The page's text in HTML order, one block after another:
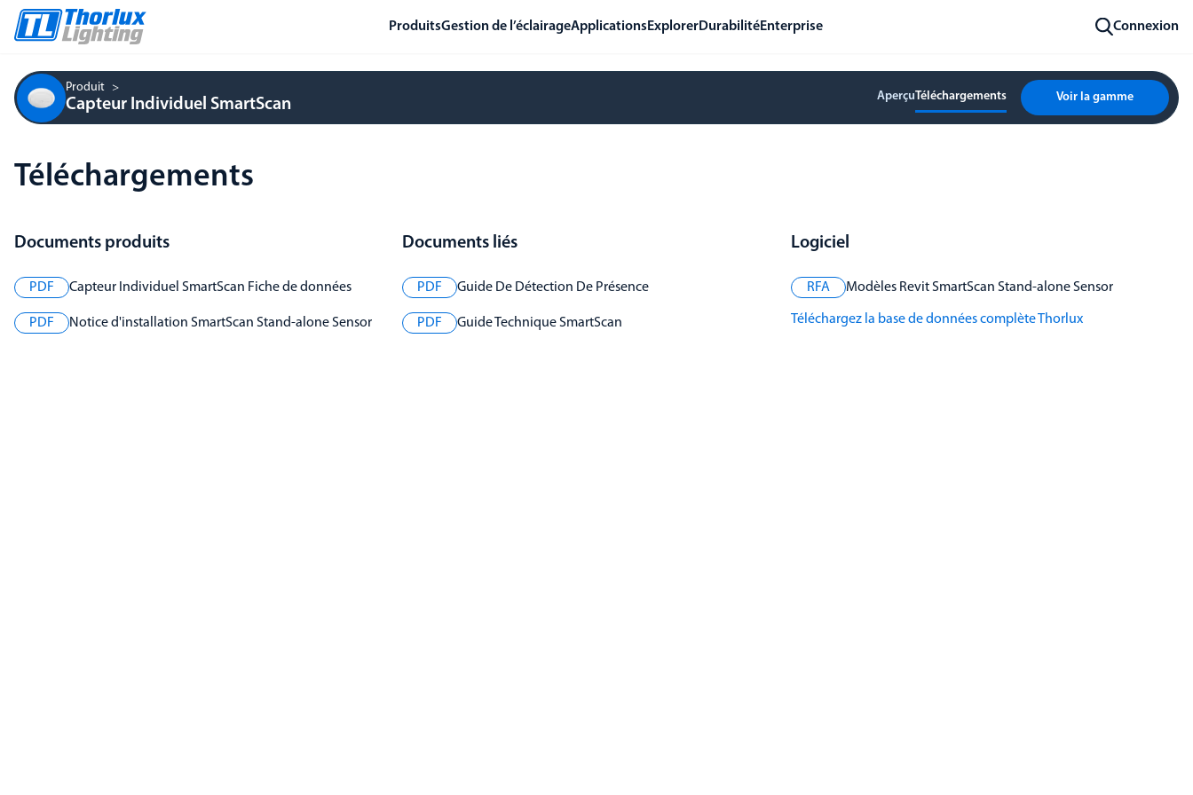
ProduitsGestion de l’éclairageApplications ExplorerDurabilitéEnterprise Connexion
Produit
Capteur Individuel SmartScan AperçuTéléchargements Voir la gamme
Téléchargements
Documents produits
PDF Capteur Individuel SmartScan Fiche de données
PDF Notice d'installation SmartScan Stand-alone Sensor
Documents liés
PDF Guide De Détection De Présence
PDF Guide Technique SmartScan
Logiciel
RFA Modèles Revit SmartScan Stand-alone Sensor
Téléchargez la base de données complète Thorlux